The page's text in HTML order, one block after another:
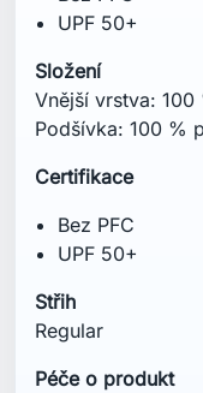
UPF 50+
Složení
Vnější vrstva:
Podšívka: 100 %
Certifikace
Bez PFC
UPF 50+
Střih
Regular
Péče o produkt